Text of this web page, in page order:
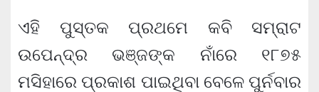
ଏହି ପୁସ୍ତକ ପ୍ରଥମେ କବି ସମ୍ରାଟ
ଉପେନ୍ଦ୍ର ଭଞ୍ଜଙ୍କ ନାଁରେ ୧୮୭୫
ମସିହାରେ ପ୍ରକାଶ ପାଇଥିବା ବେଳେ ପୁର୍ନବାର